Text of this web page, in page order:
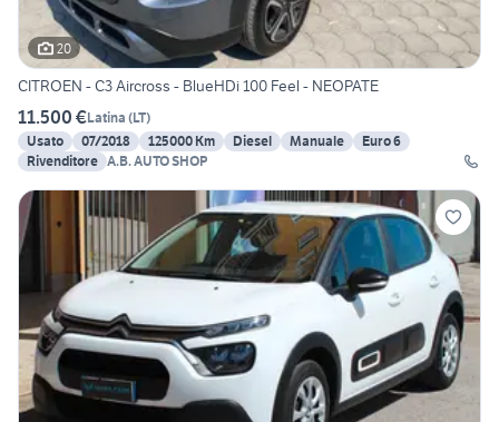
20
CITROEN - C3 Aircross - BlueHDi 100 Feel - NEOPATE
11.500 €Latina (LT)
Usato
07/2018 125000 Km Diesel Manuale
Euro 6
Rivenditore A.B. AUTO SHOP